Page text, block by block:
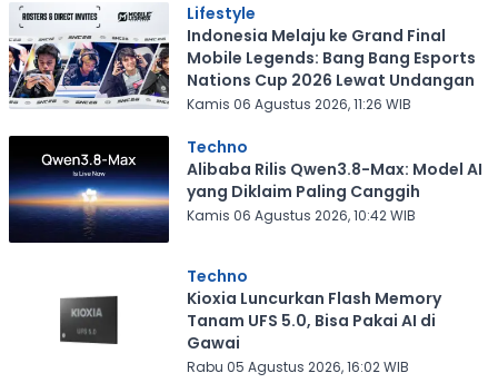
Lifestyle
Indonesia Melaju ke Grand Final
Mobile Legends: Bang Bang Esports
Nations Cup 2026 Lewat Undangan
Kamis 06 Agustus 2026, 11:26 WIB
Techno
Alibaba Rilis Qwen3.8-Max: Model AI
yang Diklaim Paling Canggih
Kamis 06 Agustus 2026, 10:42 WIB
Techno
Kioxia Luncurkan Flash Memory
Tanam UFS 5.0, Bisa Pakai AI di
Gawai
Rabu 05 Agustus 2026, 16:02 WIB